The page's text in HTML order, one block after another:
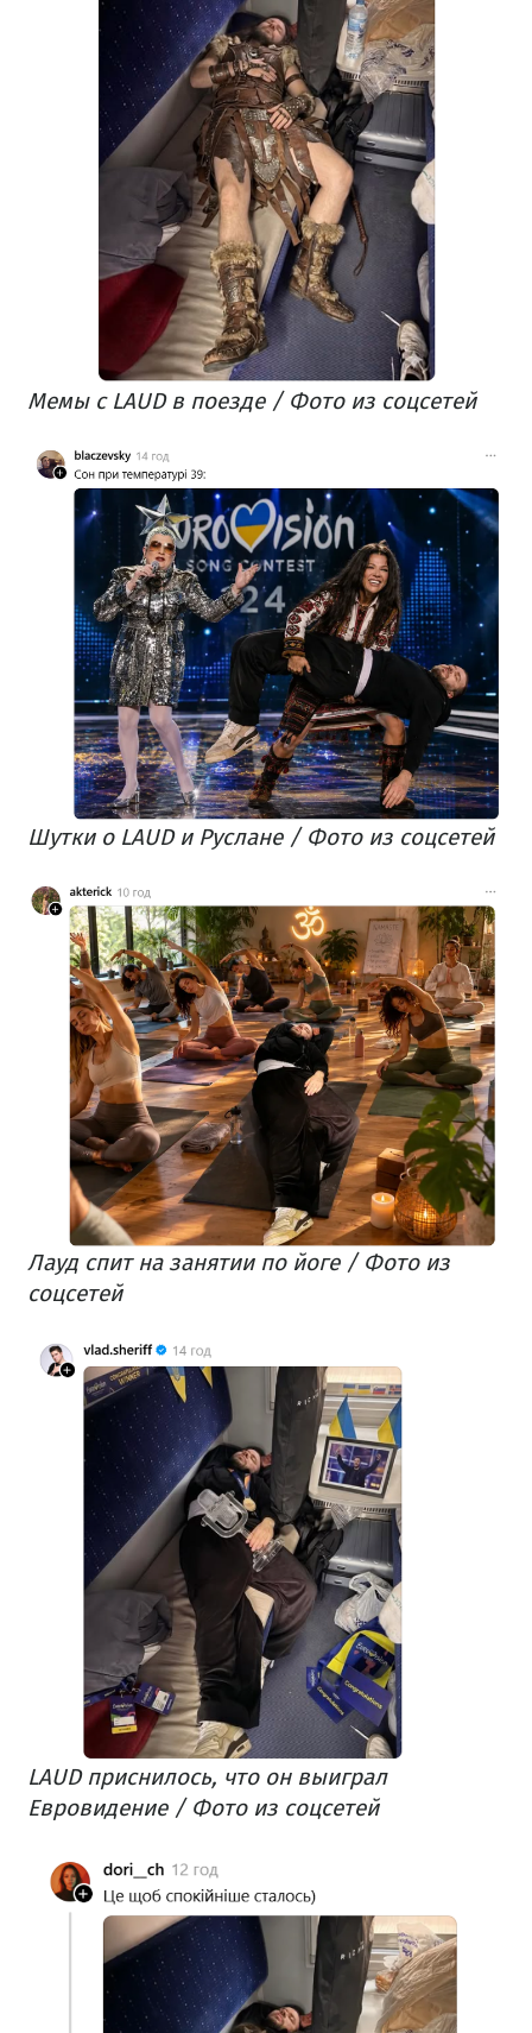
Мемы с LAUD в поезде / Фото из соцсетей
Шутки о LAUD и Руслане / Фото из соцсетей
Лауд спит на занятии по йоге / Фото из
соцсетей
LAUD приснилось, что он выиграл
Евровидение / Фото из соцсетей